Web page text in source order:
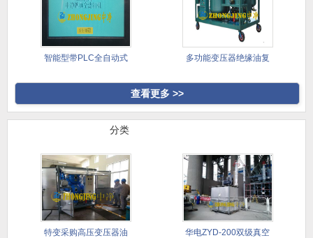
智能型带PLC全自动式 多功能变压器绝缘油复
查看更多 >>
分类
特变采购高压变压器油 华电ZYD-200双级真空